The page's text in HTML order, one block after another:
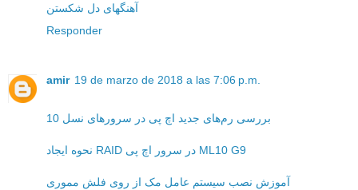
آهنگهای دل شکستن
Responder
amir 19 de marzo de 2018 a las 7:06 p.m.
بررسی رم‌های جدید اچ پی در سرورهای نسل 10
نحوه ایجاد RAID در سرور اچ پی ML10 G9
آموزش نصب سیستم عامل مک از روی فلش مموری